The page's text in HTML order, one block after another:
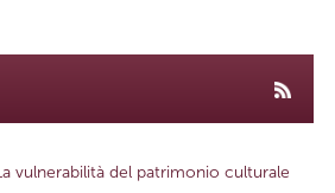
vulnerabilità del patrimonio culturale